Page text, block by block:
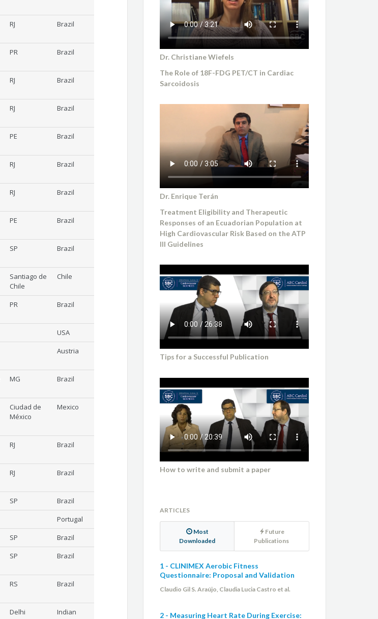
RJ Brazil
PR Brazil
RJ Brazil
RJ Brazil
PE Brazil
RJ Brazil
RJ Brazil
PE Brazil
SP Brazil
Santiago de
Chile
Chile
PR Brazil
USA
Austria
MG Brazil
Ciudad de
México
Mexico
RJ Brazil
RJ Brazil
SP
Brazil
Portugal
SP
Brazil
SP Brazil
RS Brazil
Delhi Indian
Dr. Christiane Wiefels
The Role of 18F-FDG PET/CT in Cardiac
Sarcoidosis
Dr. Enrique Terán
Treatment Eligibility and Therapeutic
Responses of an Ecuadorian Population at
High Cardiovascular Risk Based on the ATP
III Guidelines
Tips for a Successful Publication
How to write and submit a paper
ARTICLES
Most
Downloaded
Future
Publications
1 - CLINIMEX Aerobic Fitness
Questionnaire: Proposal and Validation
Claudio Gil S. Araújo, Claudia Lucia Castro et al.
2 - Measuring Heart Rate During Exercise: